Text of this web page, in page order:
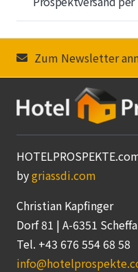
Zum Newsletter
bygriassdi.com
Christian Kapfinger
Dorf 81 | A-6351
Tel. +43 676 554 68 58